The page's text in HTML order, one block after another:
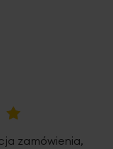
zamówienia,